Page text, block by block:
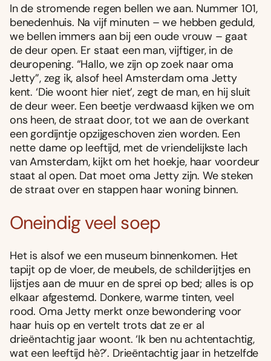
In de stromende regen bellen we aan. Nummer 101,
benedenhuis. Na vijf minuten – we hebben geduld,
we bellen immers aan bij een oude vrouw – gaat
de deur open. Er staat een man, vijftiger, in de
deuropening. “Hallo, we zijn op zoek naar oma
Jetty”, zeg ik, alsof heel Amsterdam oma Jetty
kent. ‘Die woont hier niet’, zegt de man, en hij sluit
de deur weer. Een beetje verdwaasd kijken we om
ons heen, de straat door, tot we aan de overkant
een gordijntje opzijgeschoven zien worden. Een
nette dame op leeftijd, met de vriendelijkste lach
van Amsterdam, kijkt om het hoekje, haar voordeur
staat al open. Dat moet oma Jetty zijn. We steken
de straat over en stappen haar woning binnen.
Oneindig veel soep
Het is alsof we een museum binnenkomen. Het
tapijt op de vloer, de meubels, de schilderijtjes en
lijstjes aan de muur en de sprei op bed; alles is op
elkaar afgestemd. Donkere, warme tinten, veel
rood. Oma Jetty merkt onze bewondering voor
haar huis op en vertelt trots dat ze er al
drieëntachtig jaar woont. ‘Ik ben nu achtentachtig,
wat een leeftijd hè?’. Drieëntachtig jaar in hetzelfde